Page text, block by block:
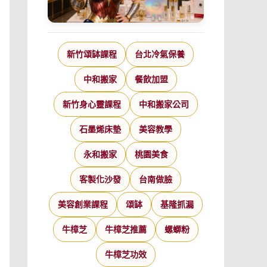
新竹頌缽課程 台北冷氣保養
中和搬家 餐飲加盟
新竹身心靈課程 中和搬家公司
石墨烯床墊 美容教學
永和搬家 桃園美食
客製化沙發 台南做臉
美容創業課程 頌缽 基隆抓漏
牛樟芝 牛樟芝推薦 螺螄粉
牛樟芝功效